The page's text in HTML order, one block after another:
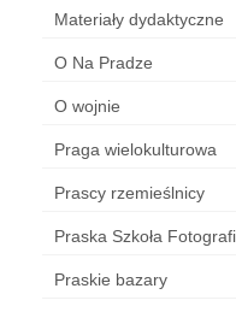
Materiały dydaktyczne
O Na Pradze
O wojnie
Praga wielokulturowa
Prascy rzemieślnicy
Praska Szkoła
Praskie bazary